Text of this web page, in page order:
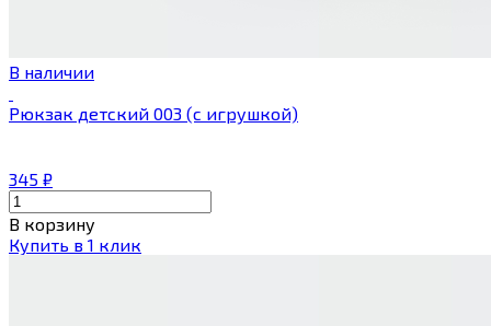
В наличии
Рюкзак детский 003 (с игрушкой)
345 ₽
В корзину
Купить в 1 клик